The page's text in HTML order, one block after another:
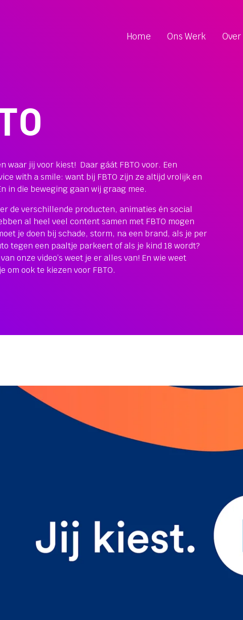
Home Ons Werk
waar jij voor kiest! Daar gáát FBTO voor. Een
with a smile: want bij FBTO zijn ze altijd vrolijk en
in die beweging gaan wij graag mee.
de verschillende producten, animaties én social
al heel veel content samen met FBTO mogen
je doen bij schade, storm, na een brand, als je per
tegen een paaltje parkeert of als je kind 18 wordt?
onze video’s weet je er alles van! En wie weet
om ook te kiezen voor FBTO.